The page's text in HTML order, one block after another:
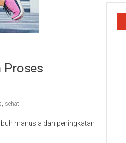
Proses
sehat
manusia dan peningkatan